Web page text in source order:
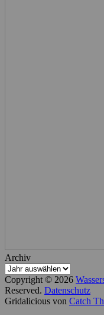
Archiv
Copyright © 2026
Reserved. Datenschutz
Gridalicious von Catch